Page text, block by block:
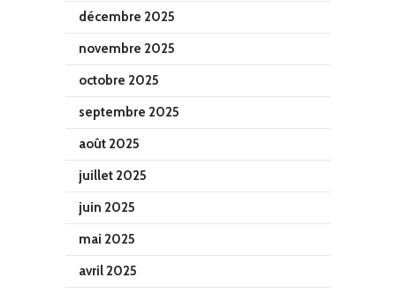
décembre 2025
novembre 2025
octobre 2025
septembre 2025
août 2025
juillet 2025
juin 2025
mai 2025
avril 2025